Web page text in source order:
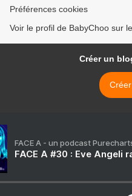
Préférences cookies
Voir le profil de BabyChoo sur
Créer un
FACE A - un podcast
FACE A #30 : Eve Angeli